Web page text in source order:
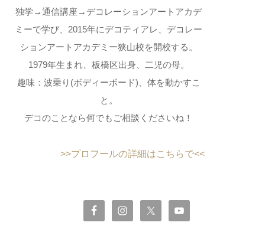
独学→通信講座→デコレーションアートアカデ
ミーで学び、2015年にデコティアレ、デコレー
ションアートアカデミー狭山校を開校する。
1979年生まれ、板橋区出身、二児の母。
趣味：波乗り(ボディーボード)、体を動かすこ
と。
デコのことなら何でもご相談くださいね！
>>プロフールの詳細はこちらで<<